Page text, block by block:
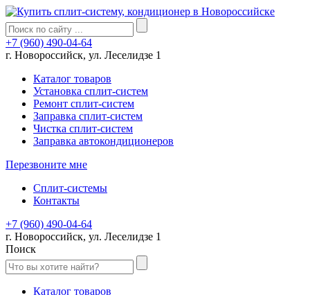
+7 (960) 490-04-64
г. Новороссийск, ул. Леселидзе 1
Каталог товаров
Установка сплит-систем
Ремонт сплит-систем
Заправка сплит-систем
Чистка сплит-систем
Заправка автокондиционеров
Перезвоните мне
Сплит-системы
Контакты
+7 (960) 490-04-64
г. Новороссийск, ул. Леселидзе 1
Поиск
Каталог товаров